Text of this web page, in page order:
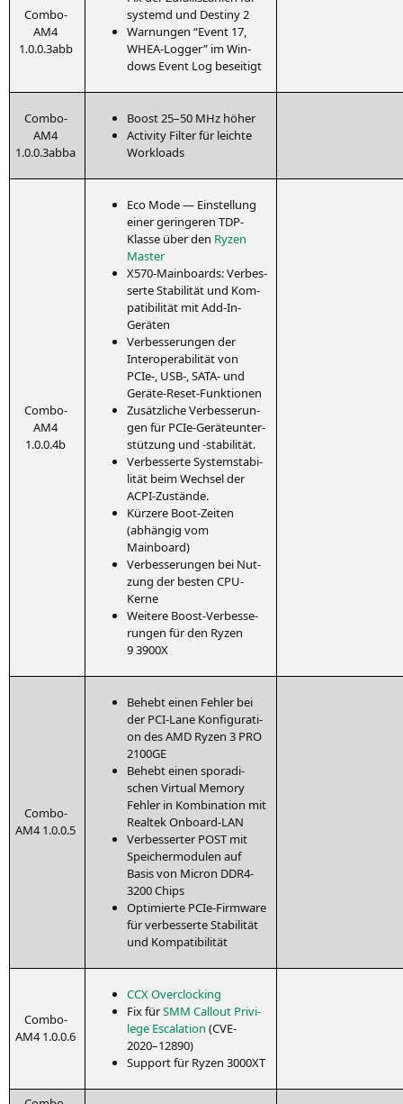
Com­bo-
AM4
1.0.0.3abb
sys­temd und Desti­ny 2
War­nun­gen “Event 17,
WHEA-Log­ger” im Win­
dows Event Log beseitigt
Com­bo-
AM4
1.0.0.3abba
Boost 25–50 MHz höher
Acti­vi­ty Fil­ter für leich­te
Workloads
Com­bo-
AM4
1.0.0.4b
Eco Mode — Ein­stel­lung
einer gerin­ge­ren TDP-
Klas­se über den Ryzen
Mas­ter
X570-Main­boards: Ver­bes­
ser­te Sta­bi­li­tät und Kom­
pa­ti­bi­li­tät mit Add-In-
Geräten
Ver­bes­se­run­gen der
Inter­ope­ra­bi­li­tät von
PCIe‑, USB‑,SATA- und
Geräte-Reset-Funktionen
Zusätz­li­che Ver­bes­se­run­
gen für PCIe-Gerä­te­un­ter­
stüt­zung und ‑sta­bi­li­tät.
Ver­bes­ser­te Sys­tem­sta­bi­
li­tät beim Wech­sel der
ACPI-Zustände.
Kür­ze­re Boot-Zei­ten
(abhän­gig vom
Mainboard)
Ver­bes­se­run­gen bei Nut­
zung der bes­ten CPU-
Kerne
Wei­te­re Boost-Ver­bes­se­
run­gen für den Ryzen
93900X
Com­bo-
AM4 1.0.0.5
Behebt einen Feh­ler bei
der PCI-Lane Kon­fi­gu­ra­ti­
on desAMD Ryzen 3 PRO
2100GE
Behebt einen spo­ra­di­
schen Vir­tu­al Memo­ry
Feh­ler in Kom­bi­na­ti­on mit
Real­tek Onboard-LAN
Ver­bes­ser­ter POST mit
Spei­cher­mo­du­len auf
Basis von Micron DDR4-
3200Chips
Opti­mier­te PCIe-Firm­ware
für ver­bes­ser­te Sta­bi­li­tät
und Kompatibilität
Com­bo-
AM4 1.0.0.6
CCXOver­clo­cking
Fix fürSMM Call­out Pri­vi­
le­ge Escala­ti­on (CVE-
2020–12890)
Sup­port für Ryzen 3000XT